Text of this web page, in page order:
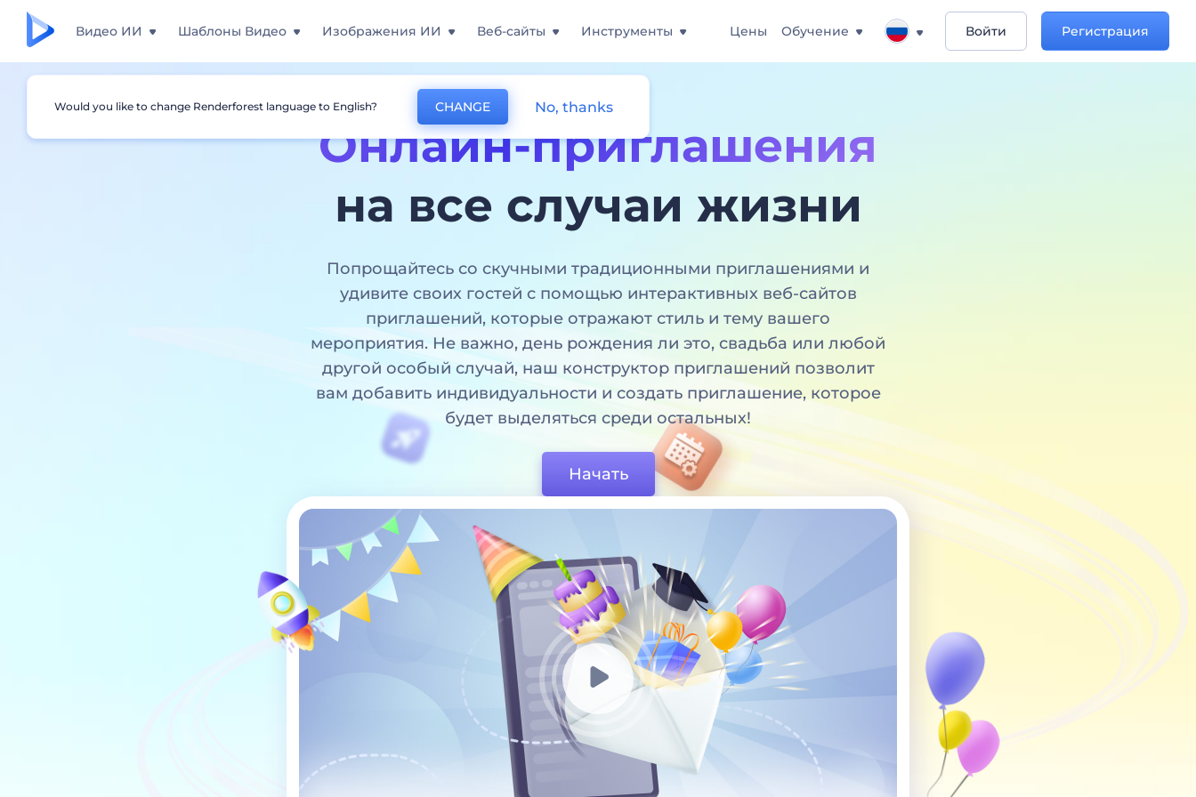
Видео ИИ Шаблоны Видео Изображения ИИ Веб-сайты Инструменты Цены Обучение Войти Регистрация
Онлайн-приглашения
на все случаи жизни
Попрощайтесь со скучными традиционными приглашениями и
удивите своих гостей с помощью интерактивных веб-сайтов
приглашений, которые отражают стиль и тему вашего
мероприятия. Не важно, день рождения ли это, свадьба или любой
другой особый случай, наш конструктор приглашений позволит
вам добавить индивидуальности и создать приглашение, которое
будет выделяться среди остальных!
Начать
Would you like to change Renderforest language to English? CHANGE No, thanks